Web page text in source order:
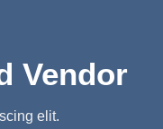
Vendor
elit.